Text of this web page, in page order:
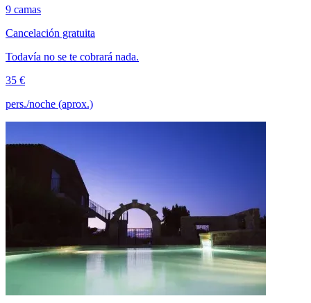
9 camas
Cancelación gratuita
Todavía no se te cobrará nada.
35 €
pers./noche (aprox.)